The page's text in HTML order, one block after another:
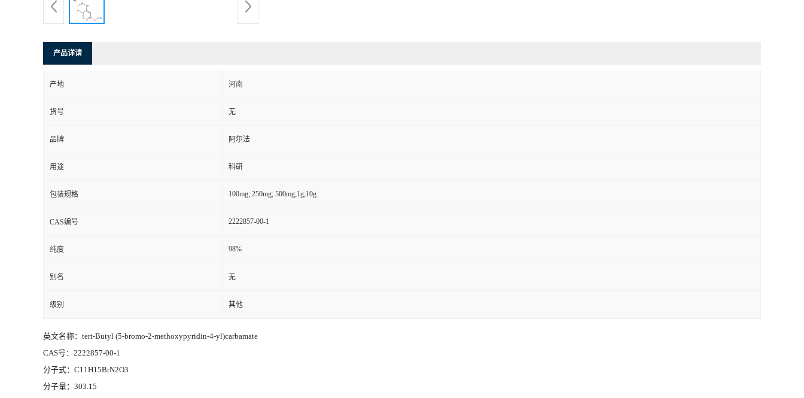
产品详请
产地 河南
货号 无
品牌 阿尔法
用途 科研
包装规格 100mg; 250mg; 500mg;1g;10g
CAS编号 2222857-00-1
纯度 98%
别名 无
级别 其他
英文名称：tert-Butyl (5-bromo-2-methoxypyridin-4-yl)carbamate
CAS号：2222857-00-1
分子式：C11H15BrN2O3
分子量：303.15